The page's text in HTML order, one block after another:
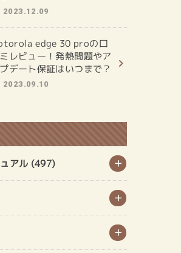
2023.12.09
edge 30 proの口
レビュー！発熱問題やア
デート保証はいつまで？
2023.09.10
アル (497)